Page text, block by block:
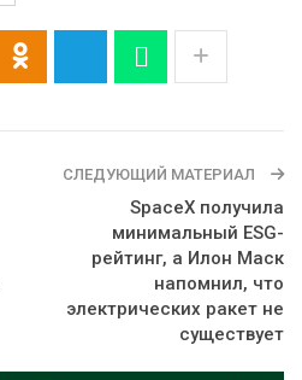
СЛЕДУЮЩИЙ МАТЕРИАЛ
SpaceX получила
минимальный ESG-
рейтинг, а Илон Маск
напомнил, что
электрических ракет не
существует